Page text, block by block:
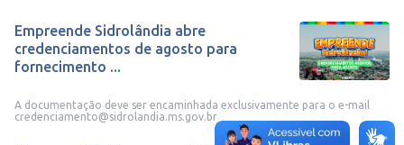
Empreende Sidrolândia abre
credenciamentos de agosto para
fornecimento ...
A documentação deve ser encaminhada exclusivamente para o e-mail
credenciamento@sidrolandia.ms.gov.br